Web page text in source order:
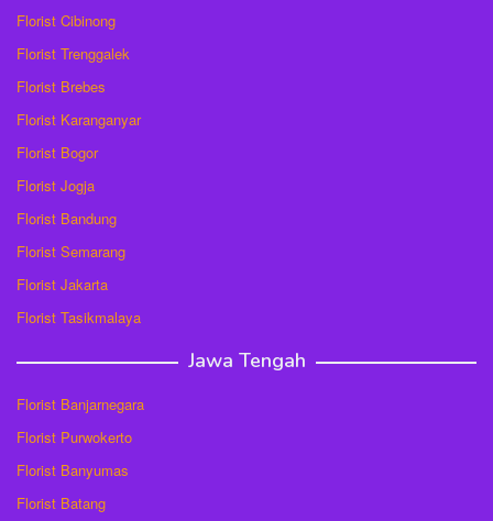
Florist Cibinong
Florist Trenggalek
Florist Brebes
Florist Karanganyar
Florist Bogor
Florist Jogja
Florist Bandung
Florist Semarang
Florist Jakarta
Florist Tasikmalaya
Jawa Tengah
Florist Banjarnegara
Florist Purwokerto
Florist Banyumas
Florist Batang